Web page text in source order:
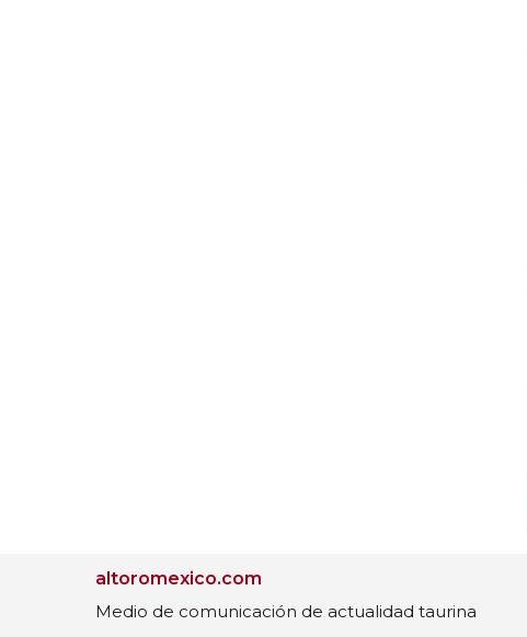
altoromexico.com
Medio de comunicación de actualidad taurina